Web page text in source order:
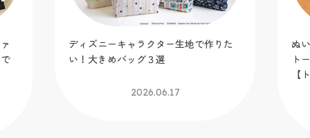
ぬい活にも便利な「ギャザーポケット
トートバッグ」を作ってみました！
ミ
な